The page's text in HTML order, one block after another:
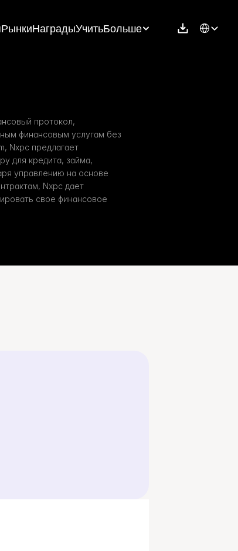
РынкиНаградыУчитьБольше Select
протокол,
финансовым услугам без
Nxpc предлагает
для кредита, займа,
управлению на основе
Nxpc дает
свое финансовое